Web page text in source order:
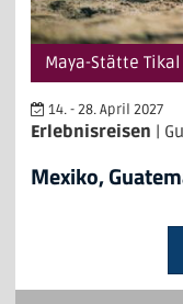
Maya-Stätte
14. - 28. April 2027
Erlebnisreisen |
Mexiko,